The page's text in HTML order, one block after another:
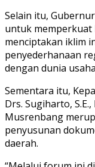
Selain itu,
untuk memperkuat
menciptakan iklim
penyederhanaan
dengan dunia
Sementara itu,
Drs. Sugiharto,
Musrenbang
penyusunan
daerah.